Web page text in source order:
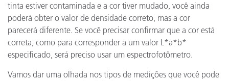
tinta estiver contaminada e a cor tiver mudado, você ainda
poderá obter o valor de densidade correto, mas a cor
parecerá diferente. Se você precisar confirmar que a cor está
correta, como para corresponder a um valor L*a*b*
especificado, será preciso usar um espectrofotômetro.
Vamos dar uma olhada nos tipos de medições que você pode